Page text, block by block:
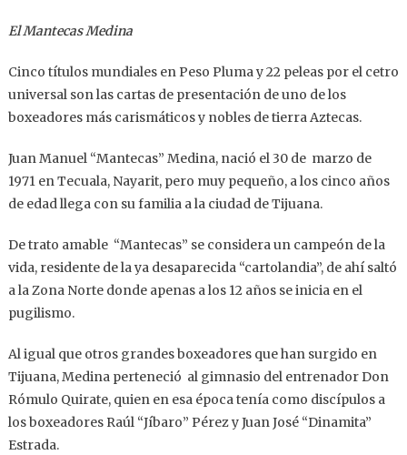
El Mantecas Medina
Cinco títulos mundiales en Peso Pluma y 22 peleas por el cetro
universal son las cartas de presentación de uno de los
boxeadores más carismáticos y nobles de tierra Aztecas.
Juan Manuel “Mantecas” Medina, nació el 30 de marzo de
1971 en Tecuala, Nayarit, pero muy pequeño, a los cinco años
de edad llega con su familia a la ciudad de Tijuana.
De trato amable “Mantecas” se considera un campeón de la
vida, residente de la ya desaparecida “cartolandia”, de ahí saltó
a la Zona Norte donde apenas a los 12 años se inicia en el
pugilismo.
Al igual que otros grandes boxeadores que han surgido en
Tijuana, Medina perteneció al gimnasio del entrenador Don
Rómulo Quirate, quien en esa época tenía como discípulos a
los boxeadores Raúl “Jíbaro” Pérez y Juan José “Dinamita”
Estrada.